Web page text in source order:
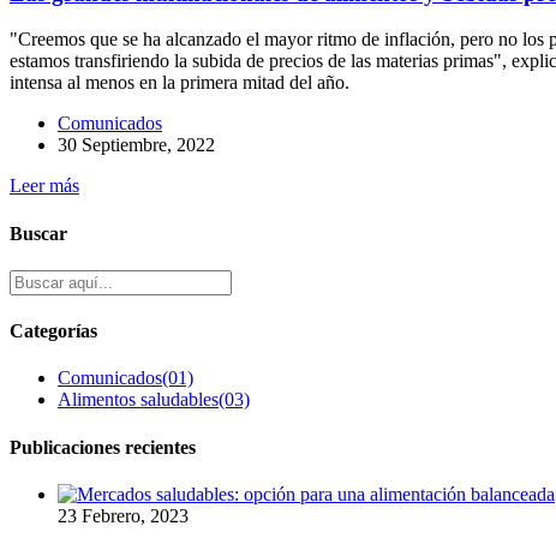
"Creemos que se ha alcanzado el mayor ritmo de inflación, pero no
estamos transfiriendo la subida de precios de las materias primas",
intensa al menos en la primera mitad del año.
Comunicados
30 Septiembre, 2022
Leer más
Buscar
Categorías
Comunicados(01)
Alimentos saludables(03)
Publicaciones recientes
23 Febrero, 2023